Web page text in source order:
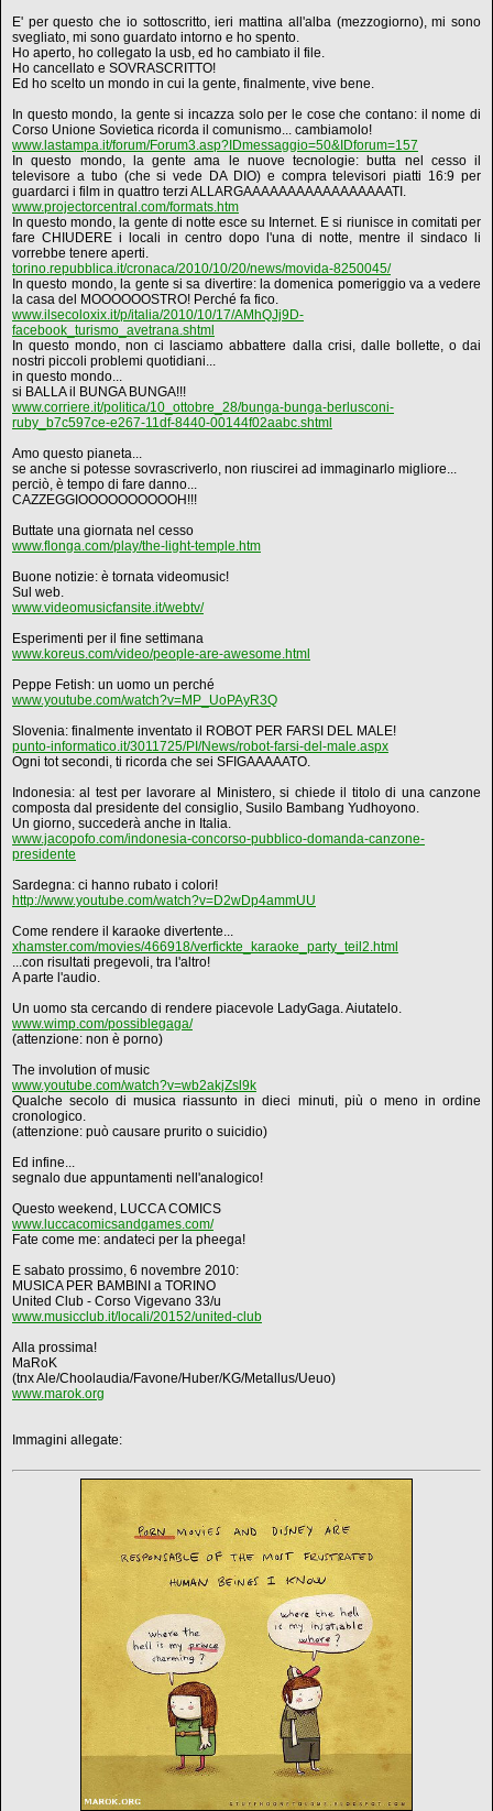
E' per questo che io sottoscritto, ieri mattina all'alba (mezzogiorno), mi sono
svegliato, mi sono guardato intorno e ho spento.
Ho aperto, ho collegato la usb, ed ho cambiato il file.
Ho cancellato e SOVRASCRITTO!
Ed ho scelto un mondo in cui la gente, finalmente, vive bene.
In questo mondo, la gente si incazza solo per le cose che contano: il nome di
Corso Unione Sovietica ricorda il comunismo... cambiamolo!
www.lastampa.it/forum/Forum3.asp?IDmessaggio=50&IDforum=157
In questo mondo, la gente ama le nuove tecnologie: butta nel cesso il
televisore a tubo (che si vede DA DIO) e compra televisori piatti 16:9 per
guardarci i film in quattro terzi ALLARGAAAAAAAAAAAAAAAAATI.
www.projectorcentral.com/formats.htm
In questo mondo, la gente di notte esce su Internet. E si riunisce in comitati per
fare CHIUDERE i locali in centro dopo l'una di notte, mentre il sindaco li
vorrebbe tenere aperti.
torino.repubblica.it/cronaca/2010/10/20/news/movida-8250045/
In questo mondo, la gente si sa divertire: la domenica pomeriggio va a vedere
la casa del MOOOOOOSTRO! Perché fa fico.
www.ilsecoloxix.it/p/italia/2010/10/17/AMhQJj9D-
facebook_turismo_avetrana.shtml
In questo mondo, non ci lasciamo abbattere dalla crisi, dalle bollette, o dai
nostri piccoli problemi quotidiani...
in questo mondo...
si BALLA il BUNGA BUNGA!!!
www.corriere.it/politica/10_ottobre_28/bunga-bunga-berlusconi-
ruby_b7c597ce-e267-11df-8440-00144f02aabc.shtml
Amo questo pianeta...
se anche si potesse sovrascriverlo, non riuscirei ad immaginarlo migliore...
perciò, è tempo di fare danno...
CAZZEGGIOOOOOOOOOOH!!!
Buttate una giornata nel cesso
www.flonga.com/play/the-light-temple.htm
Buone notizie: è tornata videomusic!
Sul web.
www.videomusicfansite.it/webtv/
Esperimenti per il fine settimana
www.koreus.com/video/people-are-awesome.html
Peppe Fetish: un uomo un perché
www.youtube.com/watch?v=MP_UoPAyR3Q
Slovenia: finalmente inventato il ROBOT PER FARSI DEL MALE!
punto-informatico.it/3011725/PI/News/robot-farsi-del-male.aspx
Ogni tot secondi, ti ricorda che sei SFIGAAAAATO.
Indonesia: al test per lavorare al Ministero, si chiede il titolo di una canzone
composta dal presidente del consiglio, Susilo Bambang Yudhoyono.
Un giorno, succederà anche in Italia.
www.jacopofo.com/indonesia-concorso-pubblico-domanda-canzone-
presidente
Sardegna: ci hanno rubato i colori!
http://www.youtube.com/watch?v=D2wDp4ammUU
Come rendere il karaoke divertente...
xhamster.com/movies/466918/verfickte_karaoke_party_teil2.html
...con risultati pregevoli, tra l'altro!
A parte l'audio.
Un uomo sta cercando di rendere piacevole LadyGaga. Aiutatelo.
www.wimp.com/possiblegaga/
(attenzione: non è porno)
The involution of music
www.youtube.com/watch?v=wb2akjZsl9k
Qualche secolo di musica riassunto in dieci minuti, più o meno in ordine
cronologico.
(attenzione: può causare prurito o suicidio)
Ed infine...
segnalo due appuntamenti nell'analogico!
Questo weekend, LUCCA COMICS
www.luccacomicsandgames.com/
Fate come me: andateci per la pheega!
E sabato prossimo, 6 novembre 2010:
MUSICA PER BAMBINI a TORINO
United Club - Corso Vigevano 33/u
www.musicclub.it/locali/20152/united-club
Alla prossima!
MaRoK
(tnx Ale/Choolaudia/Favone/Huber/KG/Metallus/Ueuo)
www.marok.org
Immagini allegate: